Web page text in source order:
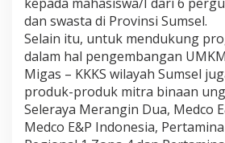
t
a
n
d
B
o
o
dan swasta di Provinsi Sumsel.
Selain itu, untuk mendukung
dalam hal pengembangan
Migas – KKKS wilayah Sumsel
produk-produk mitra binaan
Seleraya Merangin Dua, Medco
Medco E&P Indonesia,